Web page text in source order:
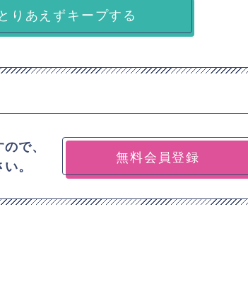
とりあえずキープする
で、
。
無料会員登録